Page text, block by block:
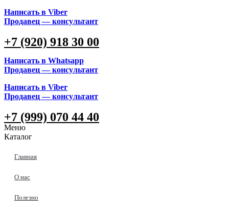
Написать в Viber
Продавец — консультант
+7 (920) 918 30 00
Написать в Whatsapp
Продавец — консультант
Написать в Viber
Продавец — консультант
+7 (999) 070 44 40
Меню
Каталог
Главная
О нас
Полезно